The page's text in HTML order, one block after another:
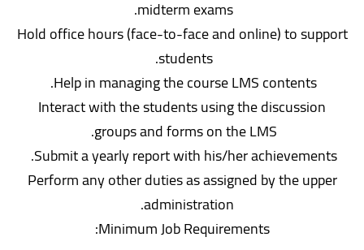
midterm exams.
Hold office hours (face-to-face and online) to support
students.
Help in managing the course LMS contents.
Interact with the students using the discussion
groups and forms on the LMS.
Submit a yearly report with his/her achievements.
Perform any other duties as assigned by the upper
administration.
Minimum Job Requirements: